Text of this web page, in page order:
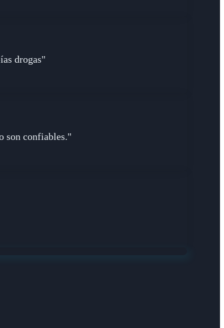
drogas"
son confiables."